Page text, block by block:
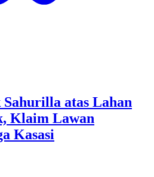
atas Lahan
Klaim Lawan
Kasasi